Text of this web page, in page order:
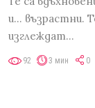
и... възрастни.
изглеждат…
92 3 мин 0